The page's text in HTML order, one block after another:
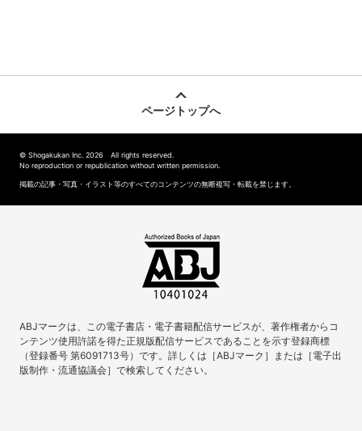
ページトップへ
© Shogakukan Inc. 2026 All rights reserved.
No reproduction or republication without written permission.
掲載の記事・写真・イラスト等のすべてのコンテンツの無断複写・転載を禁じます。
ABJマークは、この電子書店・電子書籍配信サービスが、著作権者からコ
ンテンツ使用許諾を得た正規版配信サービスであることを示す登録商標
（登録番号 第6091713号）です。詳しくは［ABJマーク］または［電子出
版制作・流通協議会］で検索してください。